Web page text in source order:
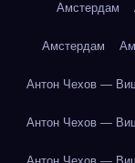
Амстердам
Амстердам
Антон Чехов —
Антон Чехов —